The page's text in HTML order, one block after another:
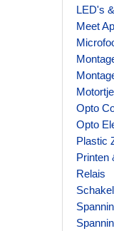
LED's
Meet
Opto
Opto
Plastic
Printen
Relais